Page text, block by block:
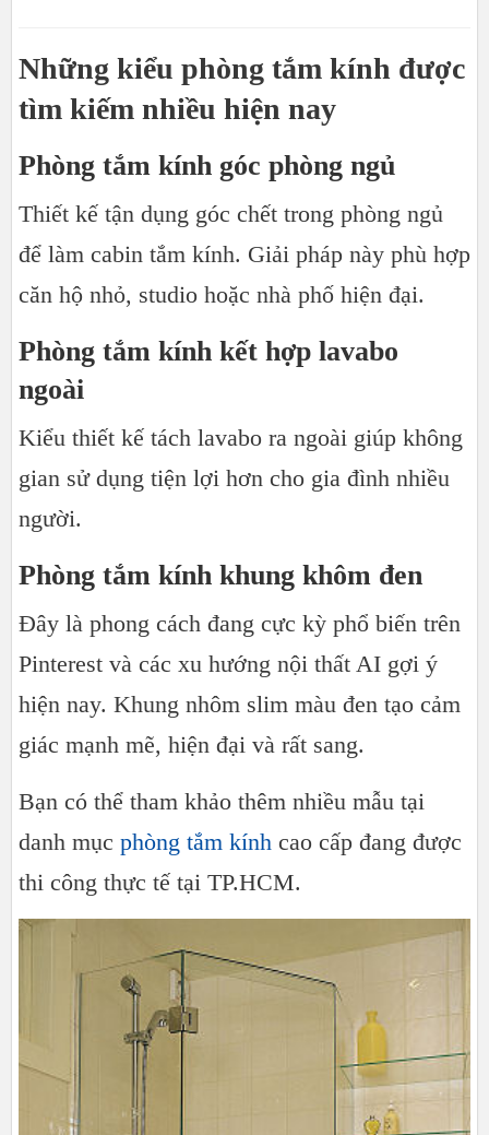
Những kiểu phòng tắm kính được
tìm kiếm nhiều hiện nay
Phòng tắm kính góc phòng ngủ
Thiết kế tận dụng góc chết trong phòng ngủ
để làm cabin tắm kính. Giải pháp này phù hợp
căn hộ nhỏ, studio hoặc nhà phố hiện đại.
Phòng tắm kính kết hợp lavabo
ngoài
Kiểu thiết kế tách lavabo ra ngoài giúp không
gian sử dụng tiện lợi hơn cho gia đình nhiều
người.
Phòng tắm kính khung khôm đen
Đây là phong cách đang cực kỳ phổ biến trên
Pinterest và các xu hướng nội thất AI gợi ý
hiện nay. Khung nhôm slim màu đen tạo cảm
giác mạnh mẽ, hiện đại và rất sang.
Bạn có thể tham khảo thêm nhiều mẫu tại
danh mục phòng tắm kính cao cấp đang được
thi công thực tế tại TP.HCM.